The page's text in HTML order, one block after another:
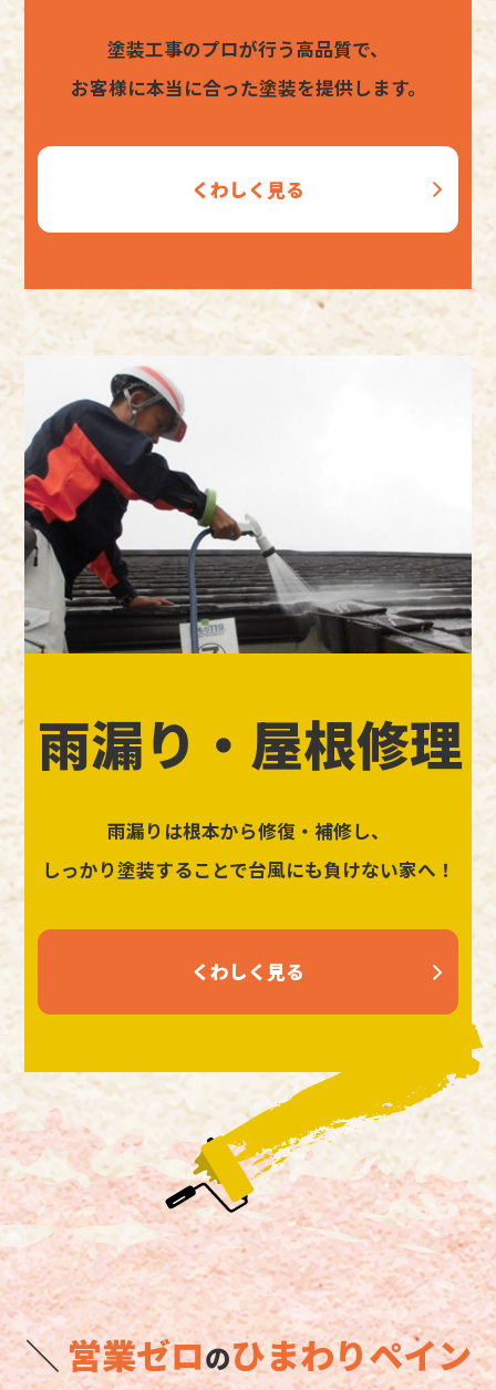
塗装工事のプロが行う高品質で、
お客様に本当に合った塗装を提供します。
くわしく見る
雨漏り・屋根修理
雨漏りは根本から修復・補修し、
しっかり塗装することで台風にも負けない家へ！
くわしく見る
＼営業ゼロのひまわりペイン